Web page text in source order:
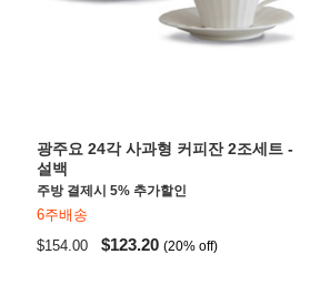
광주요 24각 사과형 커피잔 2조세트 -
설백
주방 결제시 5% 추가할인
6주배송
$154.00$123.20(20% off)